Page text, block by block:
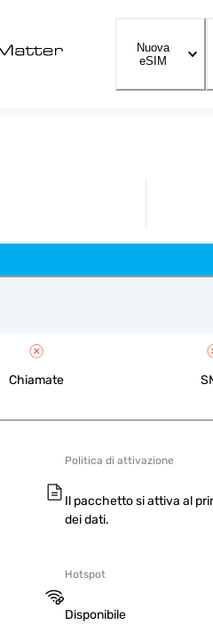
Nuova
eSIM
Chiamate
Politica di attivazione
Il pacchetto si attiva al
dei dati.
Hotspot
Disponibile